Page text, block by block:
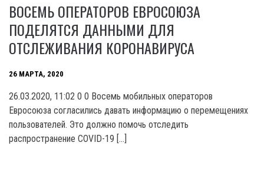
ВОСЕМЬ ОПЕРАТОРОВ ЕВРОСОЮЗА
ПОДЕЛЯТСЯ ДАННЫМИ ДЛЯ
ОТСЛЕЖИВАНИЯ КОРОНАВИРУСА
26 МАРТА, 2020
26.03.2020, 11:02 0 0 Восемь мобильных операторов
Евросоюза согласились давать информацию о перемещениях
пользователей. Это должно помочь отследить
распространение COVID-19 […]